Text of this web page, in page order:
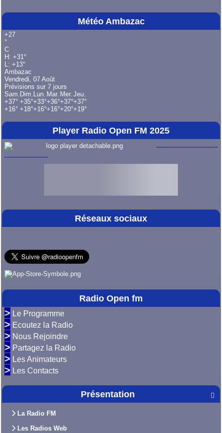
Météo Ambazac
+27
°
C
H: +31°
L: +13°
Ambazac
Vendredi, 07 Août
Prévisions sur 7 jours
Sam. Dim. Lun. Mar. Mer. Jeu.
+37° +35°+33°+36°+37°+37°
+16° +18°+16°+16°+20°+19°
Player Radio Open FM 2025
-------------------------------
----------------------
Réseaux sociaux
Radio Open fm
> Le Programme
> Ecoutez la Radio
> Nous Rejoindre
> Partagez la Radio
> Les Animateurs
> Les Contacts

Présentation
La Radio FM
Les Radios Web